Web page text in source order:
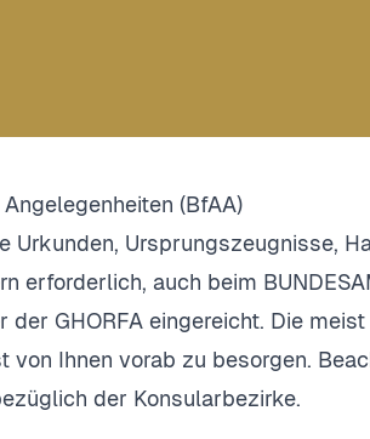
(BfAA)
Urkunden, Ursprungszeugnisse,
erforderlich, auch beim
der GHORFA eingereicht. Die
Ihnen vorab zu besorgen.
der Konsularbezirke.